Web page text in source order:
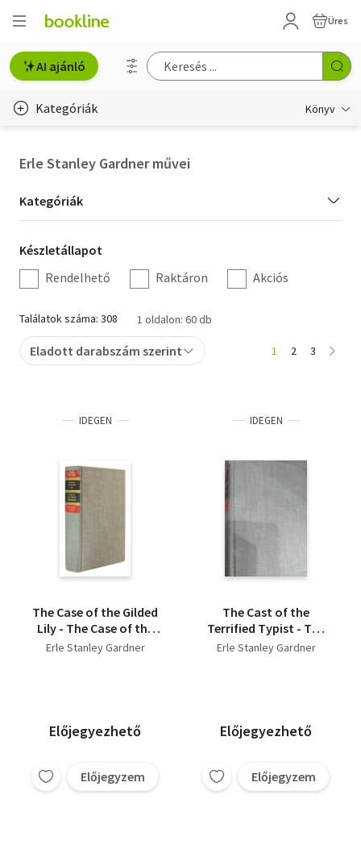
Üres
AI ajánló
Kategóriák Könyv
Hobbi, szabadidő
Irodalom
Művészet
Szakkönyv
Tankönyv, segédkönyv
Természettudomány
Erle Stanley Gardner művei
Kategória
szűrés
Kategóriák
Készletállapot
szűrés
Készletállapot
Rendelhető
Raktáron Akciós
Találatok száma: 308 1 oldalon: 60 db
Eladott darabszám szerint 1 2 3
IDEGEN
The Case of the Gilded
Lily - The Case of the
Dubious Bridegroom
Erle Stanley Gardner
Előjegyezhető
Előjegyzem
IDEGEN
The Cast of the
Terrified Typist - The
Case of the Grinning
Erle Stanley Gardner
Előjegyezhető
Előjegyzem